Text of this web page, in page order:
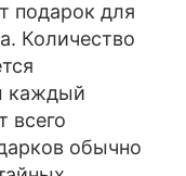
подарок для
Количество
каждый
всего
обычно